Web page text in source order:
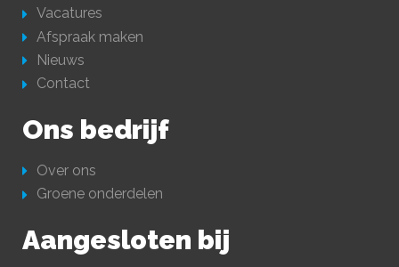
Vacatures
Afspraak maken
Nieuws
Contact
Ons bedrijf
Over ons
Groene onderdelen
Aangesloten bij